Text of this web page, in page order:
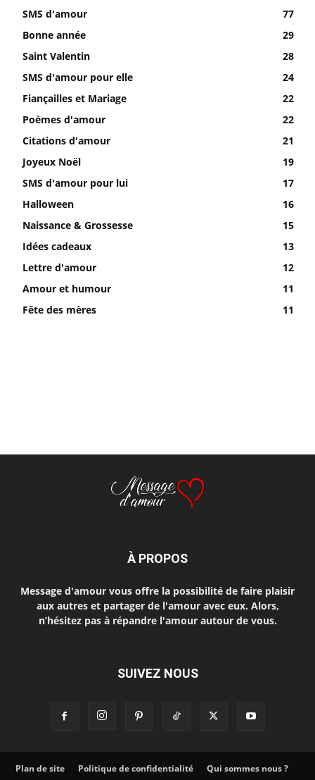
SMS d'amour
77
Bonne année
29
Saint Valentin
28
SMS d'amour pour elle
24
Fiançailles et Mariage
22
Poèmes d'amour
22
Citations d'amour
21
Joyeux Noël
19
SMS d'amour pour lui
17
Halloween
16
Naissance & Grossesse
15
Idées cadeaux
13
Lettre d'amour
12
Amour et humour
11
Fête des mères
11
À PROPOS
Message d'amour vous offre la possibilité de faire plaisir
aux autres et partager de l'amour avec eux. Alors,
n’hésitez pas à répandre l'amour autour de vous.
SUIVEZ NOUS
Plan de site Politique de confidentialité
Qui sommes nous ?